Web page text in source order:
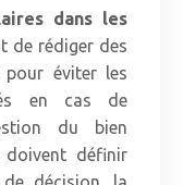
dans les
de rédiger des
éviter les
en cas de
du bien
doivent définir